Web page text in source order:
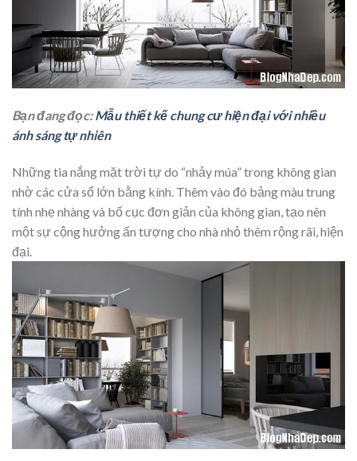
Bạn đang đọc:Mẫu thiết kế chung cư hiện đại với nhiều
ánh sáng tự nhiên
Những tia nắng mặt trời tự do “nhảy múa” trong không gian
nhờ các cửa sổ lớn bằng kính. Thêm vào đó bảng màu trung
tính nhẹ nhàng và bố cục đơn giản của không gian, tạo nên
một sự cộng hưởng ấn tượng cho nhà nhỏ thêm rộng rãi, hiện
đại.